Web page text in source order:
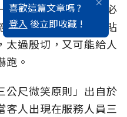
喜歡這篇文章嗎 ?
登入 後立即收藏 !
直都是服務生的終生必
為服務不周，進而被貼
太過殷切，又可能給人
跑。
公尺微笑原則」出自於
客人出現在服務人員三